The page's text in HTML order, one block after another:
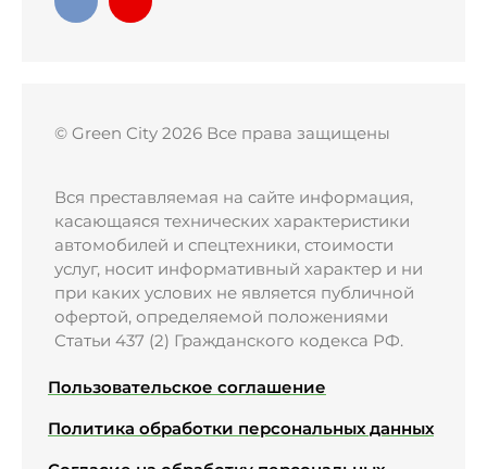
© Green City 2026 Все права защищены
Вся преставляемая на сайте информация,
касающаяся технических характеристики
автомобилей и спецтехники, стоимости
услуг, носит информативный характер и ни
при каких услових не является публичной
офертой, определяемой положениями
Статьи 437 (2) Гражданского кодекса РФ.
Пользовательское соглашение
Политика обработки персональных данных